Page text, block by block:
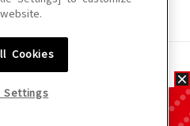
変更になる場合があります。
Cookies
Settings